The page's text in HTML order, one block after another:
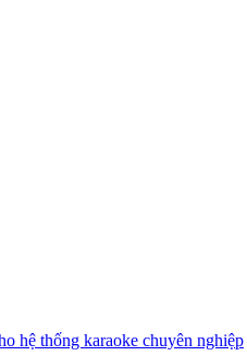
hệ thống karaoke chuyên nghiệp